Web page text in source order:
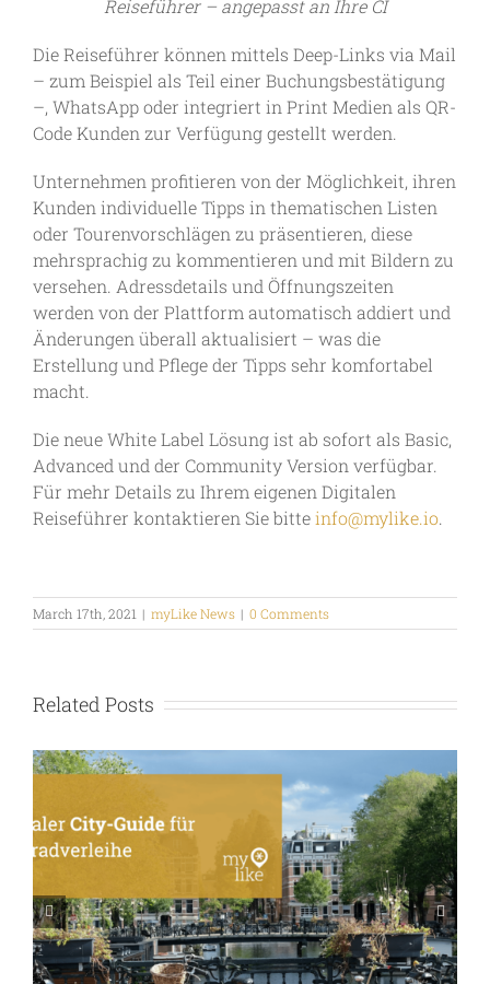
Bad offers an amazing free standing infinity
Depending on chalet you have your also
your own sauna, pool, free standing bath tub
and more..... Check out the yoga platforms
in the woods!
Reiseführer – angepasst an Ihre CI
Die Reiseführer können mittels Deep-Links via Mail
– zum Beispiel als Teil einer Buchungsbestätigung
–, WhatsApp oder integriert in Print Medien als QR-
Code Kunden zur Verfügung gestellt werden.
Unternehmen profitieren von der Möglichkeit, ihren
Kunden individuelle Tipps in thematischen Listen
oder Tourenvorschlägen zu präsentieren, diese
mehrsprachig zu kommentieren und mit Bildern zu
versehen. Adressdetails und Öffnungszeiten
werden von der Plattform automatisch addiert und
Änderungen überall aktualisiert – was die
Erstellung und Pflege der Tipps sehr komfortabel
macht.
Die neue White Label Lösung ist ab sofort als Basic,
Advanced und der Community Version verfügbar.
Für mehr Details zu Ihrem eigenen Digitalen
Reiseführer kontaktieren Sie bitteinfo@mylike.io.
March 17th, 2021 | myLike News | 0 Comments
Related Posts
Neuer konfiguriebarer Start-Screen
für Ihren Digitalen Travel Guide &
Mobilen Concierge